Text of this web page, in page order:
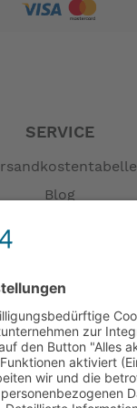
SERVICE
Blog
Öffnungszeiten
Versandpartner
Verfügbarkeiten
und Versand